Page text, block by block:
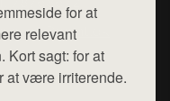
for at
relevant
Kort sagt: for at
at være irriterende.
hej@want.dk
og privatlivspolitik